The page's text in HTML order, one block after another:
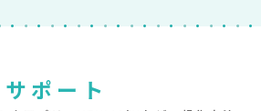
サポート